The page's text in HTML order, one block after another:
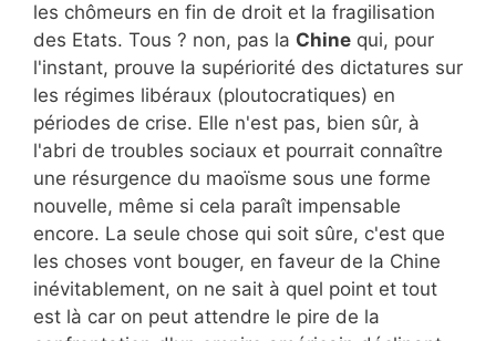
les chômeurs en fin de droit et la fragilisation
des Etats. Tous ? non, pas la Chine qui, pour
l'instant, prouve la supériorité des dictatures sur
les régimes libéraux (ploutocratiques) en
périodes de crise. Elle n'est pas, bien sûr, à
l'abri de troubles sociaux et pourrait connaître
une résurgence du maoïsme sous une forme
nouvelle, même si cela paraît impensable
encore. La seule chose qui soit sûre, c'est que
les choses vont bouger, en faveur de la Chine
inévitablement, on ne sait à quel point et tout
est là car on peut attendre le pire de la